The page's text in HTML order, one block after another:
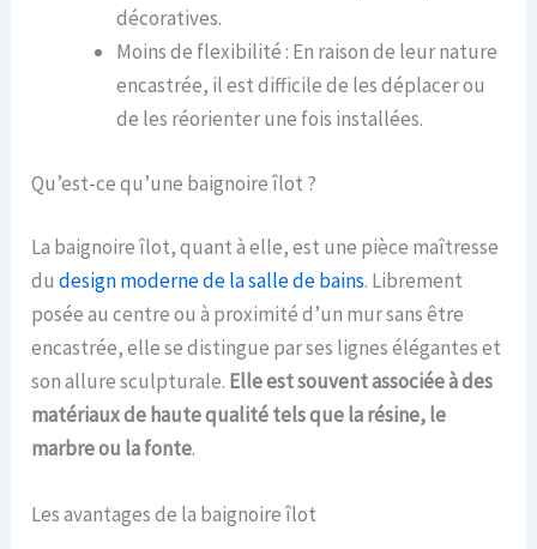
décoratives.
Moins de flexibilité : En raison de leur nature
encastrée, il est difficile de les déplacer ou
de les réorienter une fois installées.
Qu’est-ce qu’une baignoire îlot ?
La baignoire îlot, quant à elle, est une pièce maîtresse
dudesign moderne de la salle de bains. Librement
posée au centre ou à proximité d’un mur sans être
encastrée, elle se distingue par ses lignes élégantes et
son allure sculpturale. Elle est souvent associée à des
matériaux de haute qualité tels que la résine, le
marbre ou la fonte.
Les avantages de la baignoire îlot